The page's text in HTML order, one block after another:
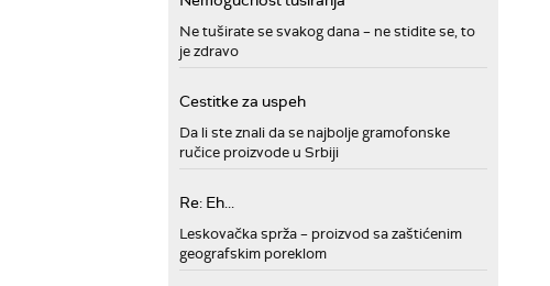
Ne tuširate se svakog dana – ne stidite se, to
je zdravo
Cestitke za uspeh
Da li ste znali da se najbolje gramofonske
ručice proizvode u Srbiji
Re: Eh...
Leskovačka sprža – proizvod sa zaštićenim
geografskim poreklom